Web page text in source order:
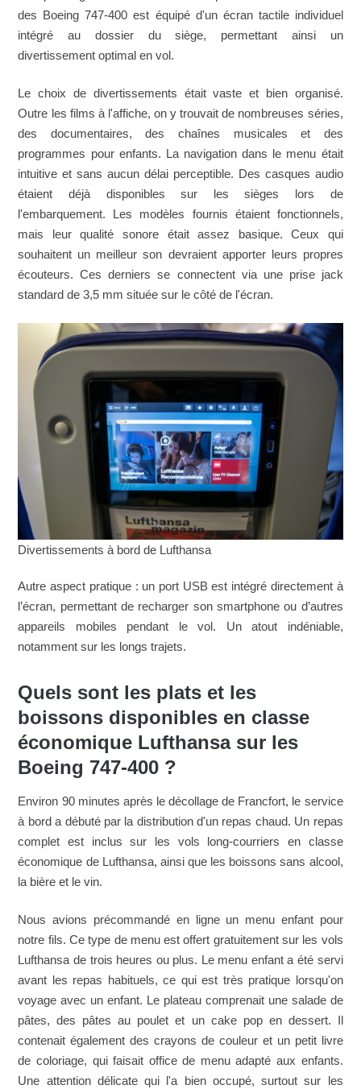
des Boeing 747-400 est équipé d'un écran tactile individuel
intégré au dossier du siège, permettant ainsi un
divertissement optimal en vol.
Le choix de divertissements était vaste et bien organisé.
Outre les films à l'affiche, on y trouvait de nombreuses séries,
des documentaires, des chaînes musicales et des
programmes pour enfants. La navigation dans le menu était
intuitive et sans aucun délai perceptible. Des casques audio
étaient déjà disponibles sur les sièges lors de
l'embarquement. Les modèles fournis étaient fonctionnels,
mais leur qualité sonore était assez basique. Ceux qui
souhaitent un meilleur son devraient apporter leurs propres
écouteurs. Ces derniers se connectent via une prise jack
standard de 3,5 mm située sur le côté de l'écran.
Divertissements à bord de Lufthansa
Autre aspect pratique : un port USB est intégré directement à
l’écran, permettant de recharger son smartphone ou d’autres
appareils mobiles pendant le vol. Un atout indéniable,
notamment sur les longs trajets.
Quels sont les plats et les
boissons disponibles en classe
économique Lufthansa sur les
Boeing 747-400 ?
Environ 90 minutes après le décollage de Francfort, le service
à bord a débuté par la distribution d'un repas chaud. Un repas
complet est inclus sur les vols long-courriers en classe
économique de Lufthansa, ainsi que les boissons sans alcool,
la bière et le vin.
Nous avions précommandé en ligne un menu enfant pour
notre fils. Ce type de menu est offert gratuitement sur les vols
Lufthansa de trois heures ou plus. Le menu enfant a été servi
avant les repas habituels, ce qui est très pratique lorsqu'on
voyage avec un enfant. Le plateau comprenait une salade de
pâtes, des pâtes au poulet et un cake pop en dessert. Il
contenait également des crayons de couleur et un petit livre
de coloriage, qui faisait office de menu adapté aux enfants.
Une attention délicate qui l'a bien occupé, surtout sur les